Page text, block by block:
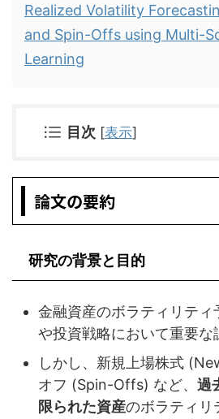
Realized Volatility
and Spin-Offs using Multi-
Learning
目次 [表示]
論文の要約
研究の背景と目的
金融資産のボラティリティ
や投資戦略において重要な
しかし、新規上場株式
オフ (Spin-Offs) など、 過
限られた資産のボラティリ